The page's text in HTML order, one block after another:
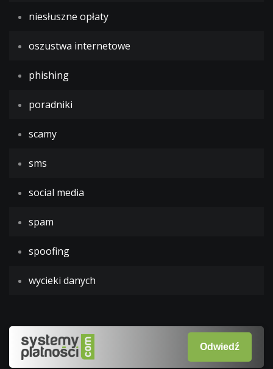
niesłuszne opłaty
oszustwa internetowe
phishing
poradniki
scamy
sms
social media
spam
spoofing
wycieki danych
Odwiedź